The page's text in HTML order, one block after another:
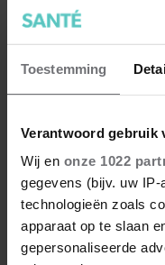
Toestemming
Verantwoord gebruik
Wij en onze 1022
gegevens (bijv. uw
technologieën zoals
apparaat op te slaan
gepersonaliseerde
Zóveel
om vet te